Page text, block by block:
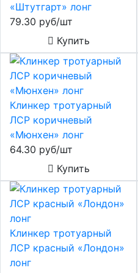
«Штутгарт» лонг
79.30 руб/шт
Купить
Клинкер тротуарный
ЛСР коричневый
«Мюнхен» лонг
64.30 руб/шт
Купить
Клинкер тротуарный
ЛСР красный «Лондон»
лонг